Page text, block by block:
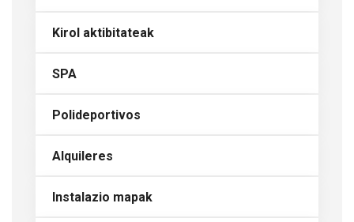
Kirol aktibitateak
SPA
Polideportivos
Alquileres
Instalazio mapak